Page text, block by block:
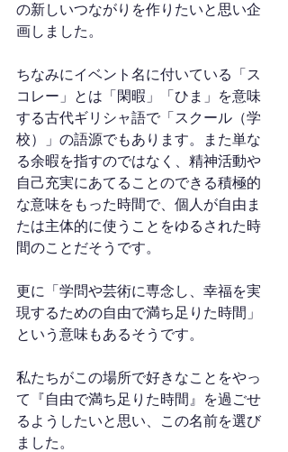
の新しいつながりを作りたいと思い企
画しました。
ちなみにイベント名に付いている「ス
コレー」とは「閑暇」「ひま」を意味
する古代ギリシャ語で「スクール（学
校）」の語源でもあります。また単な
る余暇を指すのではなく、精神活動や
自己充実にあてることのできる積極的
な意味をもった時間で、個人が自由ま
たは主体的に使うことをゆるされた時
間のことだそうです。
更に「学問や芸術に専念し、幸福を実
現するための自由で満ち足りた時間」
という意味もあるそうです。
私たちがこの場所で好きなことをやっ
て『自由で満ち足りた時間』を過ごせ
るようしたいと思い、この名前を選び
ました。